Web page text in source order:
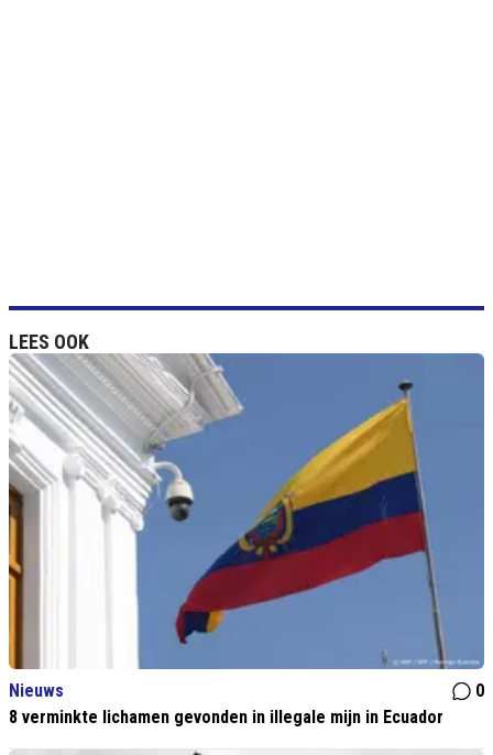
LEES OOK
Nieuws
0
8 verminkte lichamen gevonden in illegale mijn in Ecuador